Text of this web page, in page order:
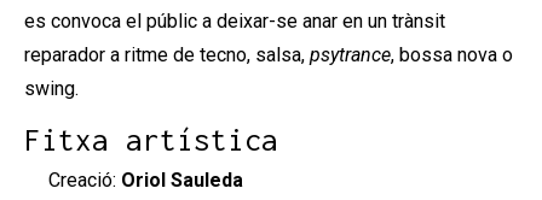
es convoca el públic a deixar-se anar en un trànsit
reparador a ritme de tecno, salsa, psytrance, bossa nova o
swing.
Fitxa artística
Creació: Oriol Sauleda